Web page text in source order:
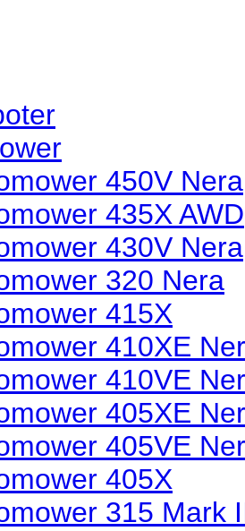
450V Nera
435X AWD
430V Nera
320 Nera
415X
410XE
410VE
405XE
405VE
405X
315 Mark